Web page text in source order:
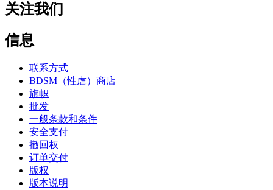
关注我们
信息
联系方式
BDSM（性虐）商店
旗帜
批发
一般条款和条件
安全支付
撤回权
订单交付
版权
版本说明